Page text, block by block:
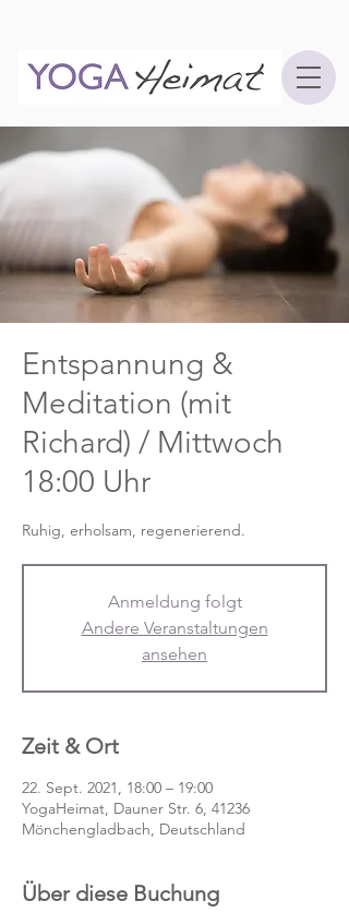
Entspannung &
Meditation (mit
Richard) / Mittwoch
18:00 Uhr
Anmeldung folgt
Andere Veranstaltungen
ansehen
Zeit & Ort
22. Sept. 2021, 18:00 – 19:00
YogaHeimat, Dauner Str. 6, 41236
Mönchengladbach, Deutschland
Über diese Buchung